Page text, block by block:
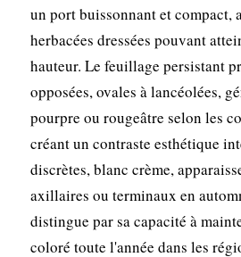
un port buissonnant et compact,
herbacées dressées pouvant
hauteur. Le feuillage persistant
opposées, ovales à lancéolées,
pourpre ou rougeâtre selon les
créant un contraste esthétique
discrètes, blanc crème,
axillaires ou terminaux en
distingue par sa capacité à
coloré toute l'année dans les